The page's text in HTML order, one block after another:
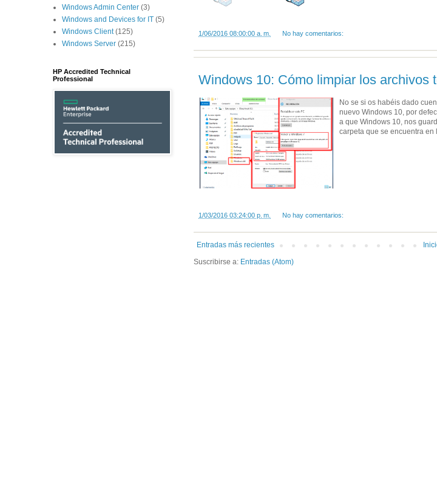
1/06/2016 08:00:00 a. m. No hay comentarios:
Windows 10: Cómo limpiar los archivos
No se si os habéis dado
nuevo Windows 10, por
a que Windows 10, nos
carpeta que se encuentra en
1/03/2016 03:24:00 p. m. No hay comentarios:
Entradas más recientes
Suscribirse a: Entradas (Atom)
Windows Admin Center (3)
Windows and Devices for IT (5)
Windows Client (125)
Windows Server (215)
HP Accredited Technical
Professional